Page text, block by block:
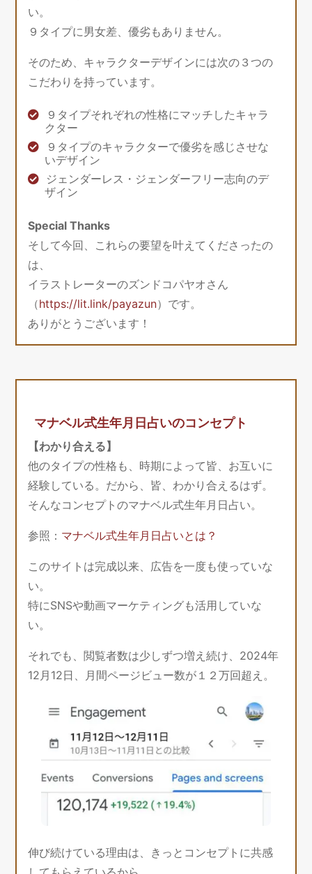
い。
９タイプに男女差、優劣もありません。
そのため、キャラクターデザインには次の３つの
こだわりを持っています。
９タイプそれぞれの性格にマッチしたキャラ
クター
９タイプのキャラクターで優劣を感じさせな
いデザイン
ジェンダーレス・ジェンダーフリー志向のデ
ザイン
Special Thanks
そして今回、これらの要望を叶えてくださったの
は、
イラストレーターのズンドコパヤオさん
（https://lit.link/payazun）です。
ありがとうございます！
マナベル式生年月日占いのコンセプト
【わかり合える】
他のタイプの性格も、時期によって皆、お互いに
経験している。だから、皆、わかり合えるはず。
そんなコンセプトのマナベル式生年月日占い。
参照： マナベル式生年月日占いとは？
このサイトは完成以来、広告を一度も使っていな
い。
特にSNSや動画マーケティングも活用していな
い。
それでも、閲覧者数は少しずつ増え続け、2024年
12月12日、月間ページビュー数が１２万回超え。
伸び続けている理由は、きっとコンセプトに共感